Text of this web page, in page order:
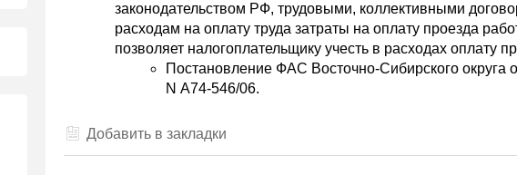
законодательством РФ, трудовыми, коллективными
расходам на оплату труда затраты на оплату проезда
позволяет налогоплательщику учесть в расходах оплату
Постановление ФАС Восточно-Сибирского
N А74-546/06.
Добавить в закладки